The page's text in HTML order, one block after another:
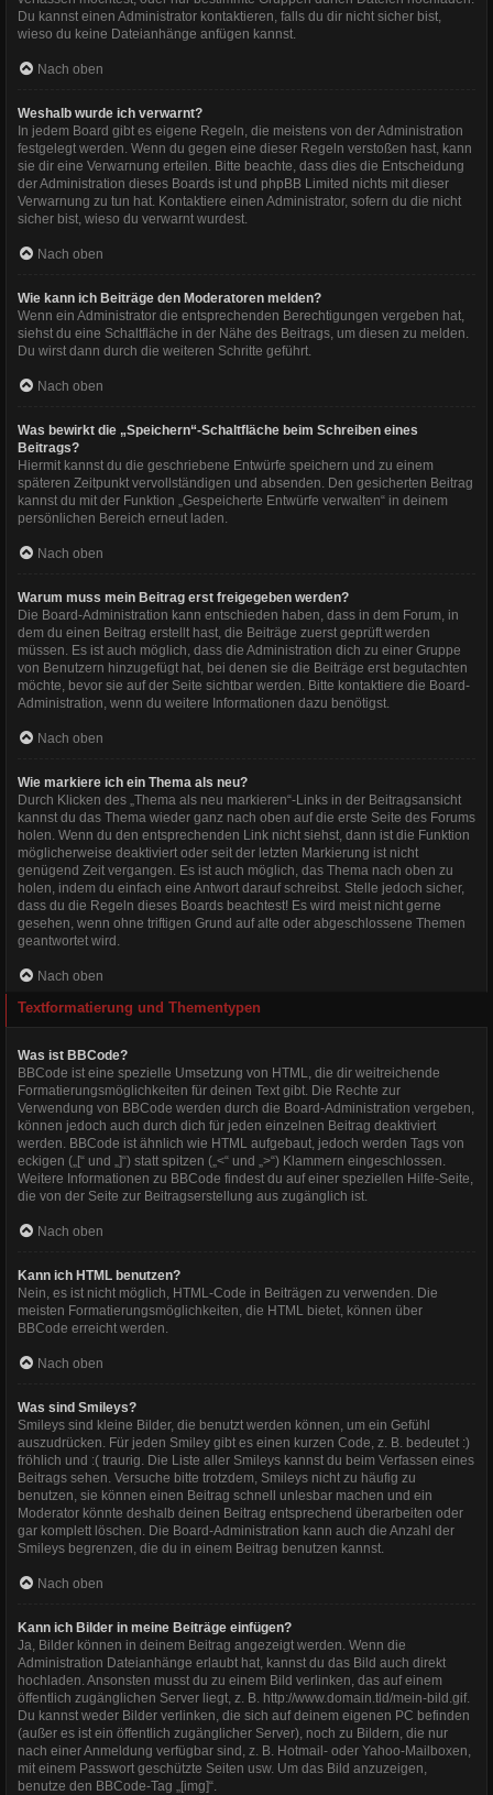
Du kannst einen Administrator kontaktieren, falls du dir nicht sicher bist,
wieso du keine Dateianhänge anfügen kannst.
Nach oben
Weshalb wurde ich verwarnt?
In jedem Board gibt es eigene Regeln, die meistens von der Administration
festgelegt werden. Wenn du gegen eine dieser Regeln verstoßen hast, kann
sie dir eine Verwarnung erteilen. Bitte beachte, dass dies die Entscheidung
der Administration dieses Boards ist und phpBB Limited nichts mit dieser
Verwarnung zu tun hat. Kontaktiere einen Administrator, sofern du die nicht
sicher bist, wieso du verwarnt wurdest.
Nach oben
Wie kann ich Beiträge den Moderatoren melden?
Wenn ein Administrator die entsprechenden Berechtigungen vergeben hat,
siehst du eine Schaltfläche in der Nähe des Beitrags, um diesen zu melden.
Du wirst dann durch die weiteren Schritte geführt.
Nach oben
Was bewirkt die „Speichern“-Schaltfläche beim Schreiben eines
Beitrags?
Hiermit kannst du die geschriebene Entwürfe speichern und zu einem
späteren Zeitpunkt vervollständigen und absenden. Den gesicherten Beitrag
kannst du mit der Funktion „Gespeicherte Entwürfe verwalten“ in deinem
persönlichen Bereich erneut laden.
Nach oben
Warum muss mein Beitrag erst freigegeben werden?
Die Board-Administration kann entschieden haben, dass in dem Forum, in
dem du einen Beitrag erstellt hast, die Beiträge zuerst geprüft werden
müssen. Es ist auch möglich, dass die Administration dich zu einer Gruppe
von Benutzern hinzugefügt hat, bei denen sie die Beiträge erst begutachten
möchte, bevor sie auf der Seite sichtbar werden. Bitte kontaktiere die Board-
Administration, wenn du weitere Informationen dazu benötigst.
Nach oben
Wie markiere ich ein Thema als neu?
Durch Klicken des „Thema als neu markieren“-Links in der Beitragsansicht
kannst du das Thema wieder ganz nach oben auf die erste Seite des Forums
holen. Wenn du den entsprechenden Link nicht siehst, dann ist die Funktion
möglicherweise deaktiviert oder seit der letzten Markierung ist nicht
genügend Zeit vergangen. Es ist auch möglich, das Thema nach oben zu
holen, indem du einfach eine Antwort darauf schreibst. Stelle jedoch sicher,
dass du die Regeln dieses Boards beachtest! Es wird meist nicht gerne
gesehen, wenn ohne triftigen Grund auf alte oder abgeschlossene Themen
geantwortet wird.
Nach oben
Textformatierung und Thementypen
Was ist BBCode?
BBCode ist eine spezielle Umsetzung von HTML, die dir weitreichende
Formatierungsmöglichkeiten für deinen Text gibt. Die Rechte zur
Verwendung von BBCode werden durch die Board-Administration vergeben,
können jedoch auch durch dich für jeden einzelnen Beitrag deaktiviert
werden. BBCode ist ähnlich wie HTML aufgebaut, jedoch werden Tags von
eckigen („[“ und „]“) statt spitzen („<“ und „>“) Klammern eingeschlossen.
Weitere Informationen zu BBCode findest du auf einer speziellen Hilfe-Seite,
die von der Seite zur Beitragserstellung aus zugänglich ist.
Nach oben
Kann ich HTML benutzen?
Nein, es ist nicht möglich, HTML-Code in Beiträgen zu verwenden. Die
meisten Formatierungsmöglichkeiten, die HTML bietet, können über
BBCode erreicht werden.
Nach oben
Was sind Smileys?
Smileys sind kleine Bilder, die benutzt werden können, um ein Gefühl
auszudrücken. Für jeden Smiley gibt es einen kurzen Code, z. B. bedeutet :)
fröhlich und :( traurig. Die Liste aller Smileys kannst du beim Verfassen eines
Beitrags sehen. Versuche bitte trotzdem, Smileys nicht zu häufig zu
benutzen, sie können einen Beitrag schnell unlesbar machen und ein
Moderator könnte deshalb deinen Beitrag entsprechend überarbeiten oder
gar komplett löschen. Die Board-Administration kann auch die Anzahl der
Smileys begrenzen, die du in einem Beitrag benutzen kannst.
Nach oben
Kann ich Bilder in meine Beiträge einfügen?
Ja, Bilder können in deinem Beitrag angezeigt werden. Wenn die
Administration Dateianhänge erlaubt hat, kannst du das Bild auch direkt
hochladen. Ansonsten musst du zu einem Bild verlinken, das auf einem
öffentlich zugänglichen Server liegt, z. B. http://www.domain.tld/mein-bild.gif.
Du kannst weder Bilder verlinken, die sich auf deinem eigenen PC befinden
(außer es ist ein öffentlich zugänglicher Server), noch zu Bildern, die nur
nach einer Anmeldung verfügbar sind, z. B. Hotmail- oder Yahoo-Mailboxen,
mit einem Passwort geschützte Seiten usw. Um das Bild anzuzeigen,
benutze den BBCode-Tag „[img]“.